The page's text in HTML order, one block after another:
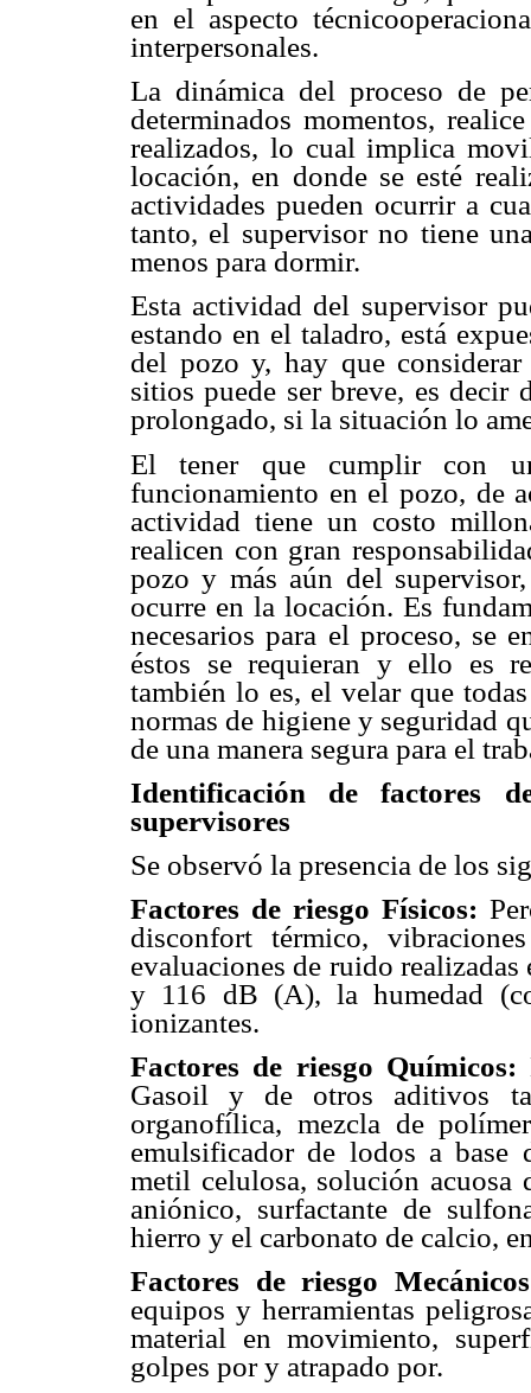
en el aspecto
interpersonales.
La dinámica del proceso de
determinados momentos,
realizados, lo cual implica
locación, en donde se esté
actividades pueden ocurrir a
tanto, el supervisor no tiene
menos para dormir.
Esta actividad del supervisor
estando en el taladro, está
del pozo y, hay que
sitios puede ser breve, es decir
prolongado, si la situación lo
El tener que cumplir con
funcionamiento en el pozo, de
actividad tiene un costo
realicen con gran
pozo y más aún del
ocurre en la locación. Es
necesarios para el proceso, se
éstos se requieran y ello es
también lo es, el velar que
normas de higiene y seguridad
de una manera segura para el
Identificación de factores
supervisores
Se observó la presencia de los
Factores de riesgo Físicos:
disconfort térmico,
evaluaciones de ruido
y 116 dB (A), la humedad
ionizantes.
Factores de riesgo Químicos:
Gasoil y de otros aditivos
organofílica, mezcla de
emulsificador de lodos a base
metil celulosa, solución acuosa
aniónico, surfactante de
hierro y el carbonato de calcio,
Factores de riesgo
equipos y herramientas
material en movimiento,
golpes por y atrapado por.